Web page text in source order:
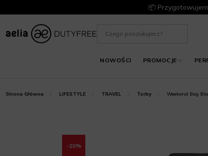
📦
NOWOŚCI PROMOCJE
Strona Główna LIFESTYLE TRAVEL Torby Weekend Bag
-20%